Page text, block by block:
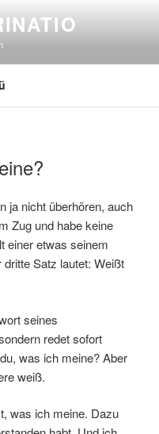
ja nicht überhören, auch
Zug und habe keine
einer etwas seinem
Satz lautet: Weißt
seines
redet sofort
was ich meine? Aber
weiß.
was ich meine. Dazu